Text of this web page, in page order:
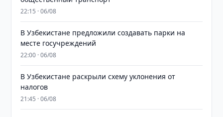
22:15 · 06/08
В Узбекистане предложили создавать парки на
месте госучреждений
22:00 · 06/08
В Узбекистане раскрыли схему уклонения от
налогов
21:45 · 06/08